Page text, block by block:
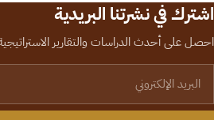
اشترك في نشرتنا البريدية
احصل على أحدث الدراسات والتقارير